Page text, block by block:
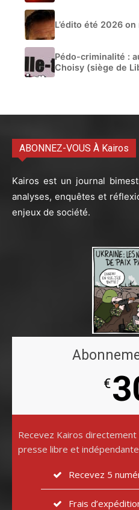
L’édito été 2026
Pédo-criminalité :
Choisy (siège de
ABONNEZ-VOUS À Kairos
Kairos est un journal
analyses, enquêtes et
enjeux de société.
€
Recevez Kairos
presse libre et indépendante
Recevez 5
Frais